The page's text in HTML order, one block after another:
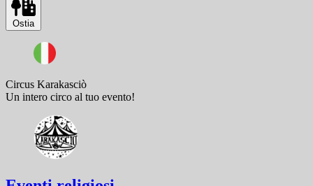
Ostia
Circus Karakasciò
Un intero circo al tuo evento!